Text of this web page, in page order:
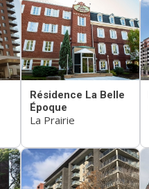
Résidence La Belle
Époque
La Prairie